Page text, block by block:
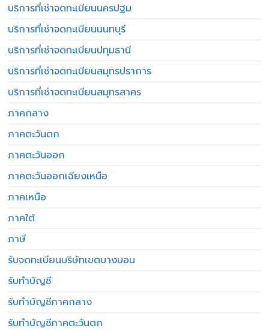
บริการที่เช่าจดทะเบียนนครปฐม
บริการที่เช่าจดทะเบียนนนทบุรี
บริการที่เช่าจดทะเบียนปทุมธานี
บริการที่เช่าจดทะเบียนสมุทรปราการ
บริการที่เช่าจดทะเบียนสมุทรสาคร
ภาคกลาง
ภาคตะวันตก
ภาคตะวันออก
ภาคตะวันออกเฉียงเหนือ
ภาคเหนือ
ภาคใต้
ภาษี
รับจดทะเบียนบริษัทเขตบางบอน
รับทำบัญชี
รับทำบัญชีภาคกลาง
รับทำบัญชีภาคตะวันตก